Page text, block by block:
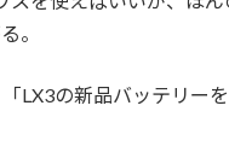
。
LX3の新品バッテリー